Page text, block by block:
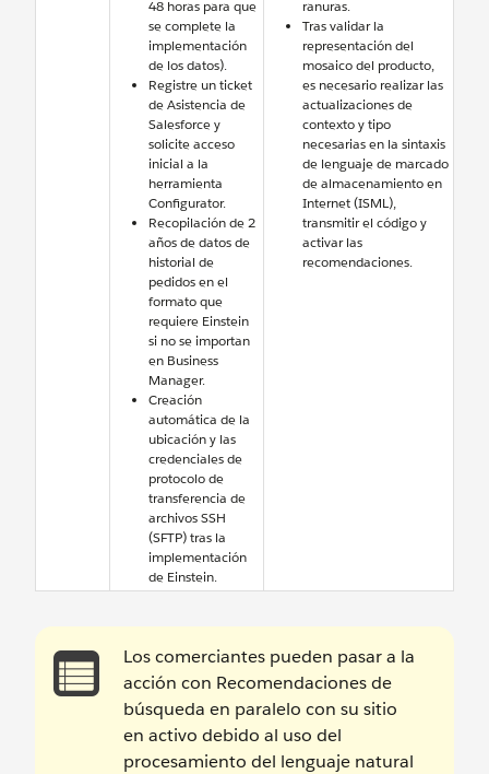
48 horas para que
se complete la
implementación
de los datos).
Registre un ticket
de Asistencia de
Salesforce y
solicite acceso
inicial a la
herramienta
Configurator.
Recopilación de 2
años de datos de
historial de
pedidos en el
formato que
requiere Einstein
si no se importan
en Business
Manager.
Creación
automática de la
ubicación y las
credenciales de
protocolo de
transferencia de
archivos SSH
(SFTP) tras la
implementación
de Einstein.
ranuras.
Tras validar la
representación del
mosaico del producto,
es necesario realizar las
actualizaciones de
contexto y tipo
necesarias en la sintaxis
de lenguaje de marcado
de almacenamiento en
Internet (ISML),
transmitir el código y
activar las
recomendaciones.
Los comerciantes pueden pasar a la
acción con Recomendaciones de
búsqueda en paralelo con su sitio
en activo debido al uso del
procesamiento del lenguaje natural